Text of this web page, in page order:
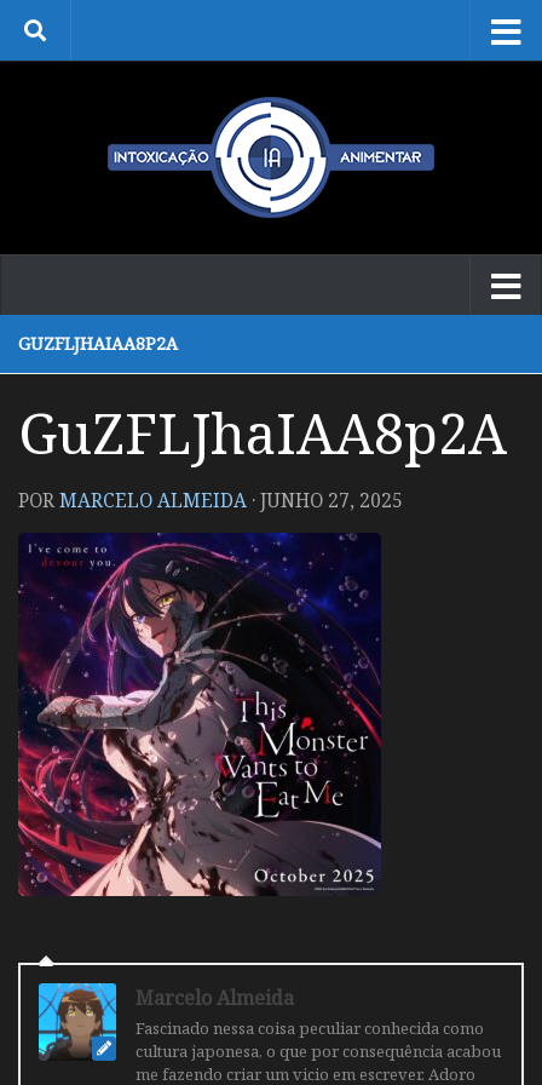
Skip to content
GUZFLJHAIAA8P2A
GuZFLJhaIAA8p2A
PORMARCELO ALMEIDA ·JUNHO 27, 2025
Marcelo Almeida
Fascinado nessa coisa peculiar conhecida como
cultura japonesa, o que por consequência acabou
me fazendo criar um vicio em escrever. Adoro